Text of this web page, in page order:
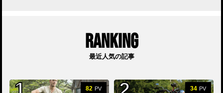
RANKING
最近人気の記事
82 PV 34 PV